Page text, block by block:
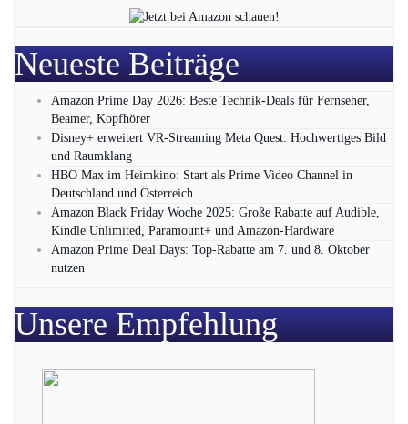
Neueste Beiträge
Amazon Prime Day 2026: Beste Technik-Deals für Fernseher,
Beamer, Kopfhörer
Disney+ erweitert VR‑Streaming Meta Quest: Hochwertiges Bild
und Raumklang
HBO Max im Heimkino: Start als Prime Video Channel in
Deutschland und Österreich
Amazon Black Friday Woche 2025: Große Rabatte auf Audible,
Kindle Unlimited, Paramount+ und Amazon‑Hardware
Amazon Prime Deal Days: Top-Rabatte am 7. und 8. Oktober
nutzen
Unsere Empfehlung